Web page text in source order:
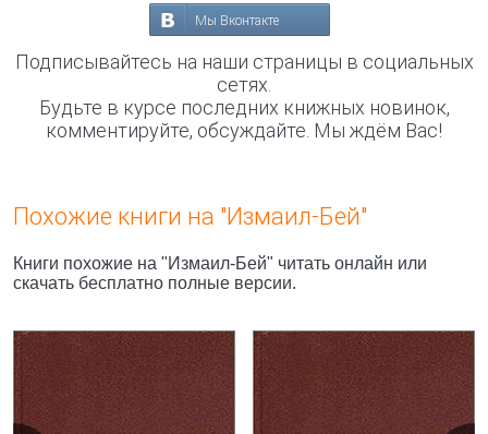
Мы Вконтакте
Подписывайтесь на наши страницы в социальных
сетях.
Будьте в курсе последних книжных новинок,
комментируйте, обсуждайте. Мы ждём Вас!
Похожие книги на "Измаил-Бей"
Книги похожие на "Измаил-Бей" читать онлайн или
скачать бесплатно полные версии.